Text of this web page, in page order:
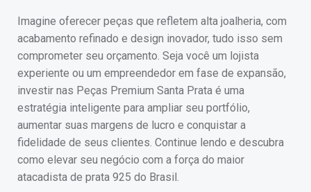
Imagine oferecer peças que refletem alta joalheria, com
acabamento refinado e design inovador, tudo isso sem
comprometer seu orçamento. Seja você um lojista
experiente ou um empreendedor em fase de expansão,
investir nas Peças Premium Santa Prata é uma
estratégia inteligente para ampliar seu portfólio,
aumentar suas margens de lucro e conquistar a
fidelidade de seus clientes. Continue lendo e descubra
como elevar seu negócio com a força do maior
atacadista de prata 925 do Brasil.